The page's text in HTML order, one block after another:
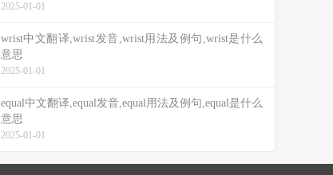
2025-01-01
wrist中文翻译,wrist发音,wrist用法及例句,wrist是什么
意思
2025-01-01
equal中文翻译,equal发音,equal用法及例句,equal是什么
意思
2025-01-01